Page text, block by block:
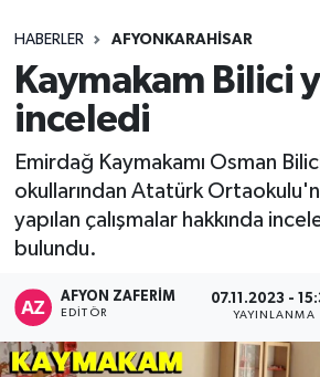
HABERLER AFYONKARAHİSAR
Kaymakam Bilici
inceledi
Emirdağ Kaymakamı Osman
okullarından Atatürk
yapılan çalışmalar hakkında
bulundu.
AFYON ZAFERİM
EDITÖR
07.11.2023 -
YAYINLANMA